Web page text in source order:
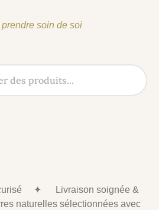
prendre soin de soi
✦
Livraison soignée &
naturelles sélectionnées avec